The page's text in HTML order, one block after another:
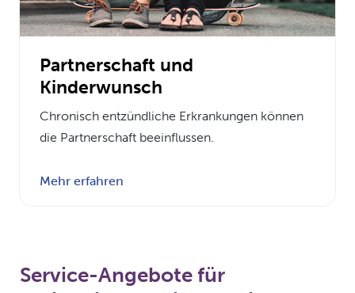
Partnerschaft und
Kinderwunsch
Chronisch entzündliche Erkrankungen können
die Partnerschaft beeinflussen.
Mehr erfahren
Service-Angebote für